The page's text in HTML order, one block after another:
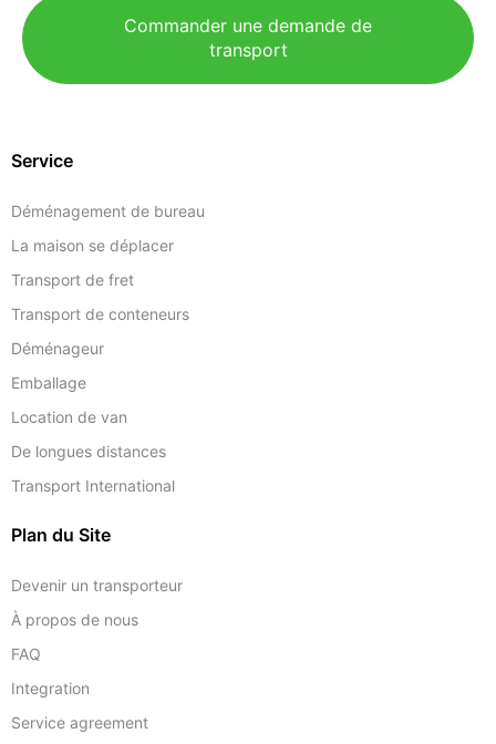
Commander une demande de
transport
Service
Déménagement de bureau
La maison se déplacer
Transport de fret
Transport de conteneurs
Déménageur
Emballage
Location de van
De longues distances
Transport International
Plan du Site
Devenir un transporteur
À propos de nous
FAQ
Integration
Service agreement